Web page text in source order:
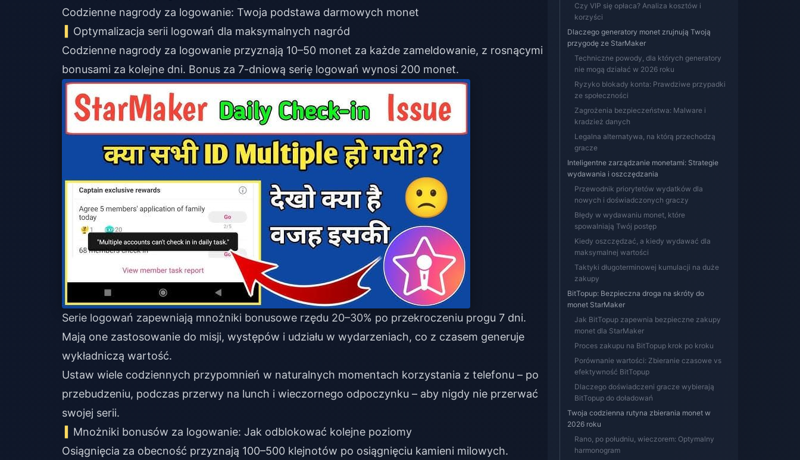
Codzienne nagrody za logowanie: Twoja podstawa darmowych monet
Optymalizacja serii logowań dla maksymalnych nagród
Codzienne nagrody za logowanie przyznają 10–50 monet za każde zameldowanie, z rosnącymi
bonusami za kolejne dni. Bonus za 7-dniową serię logowań wynosi 200 monet.
Serie logowań zapewniają mnożniki bonusowe rzędu 20–30% po przekroczeniu progu 7 dni.
Mają one zastosowanie do misji, występów i udziału w wydarzeniach, co z czasem generuje
wykładniczą wartość.
Ustaw wiele codziennych przypomnień w naturalnych momentach korzystania z telefonu – po
przebudzeniu, podczas przerwy na lunch i wieczornego odpoczynku – aby nigdy nie przerwać
swojej serii.
Mnożniki bonusów za logowanie: Jak odblokować kolejne poziomy
Osiągnięcia za obecność przyznają 100–500 klejnotów po osiągnięciu kamieni milowych.
Czy VIP się opłaca? Analiza kosztów i
korzyści
Dlaczego generatory monet zrujnują Twoją
przygodę ze StarMaker
Techniczne powody, dla których generatory
nie mogą działać w 2026 roku
Ryzyko blokady konta: Prawdziwe przypadki
ze społeczności
Zagrożenia bezpieczeństwa: Malware i
kradzież danych
Legalna alternatywa, na którą przechodzą
gracze
Inteligentne zarządzanie monetami: Strategie
wydawania i oszczędzania
Przewodnik priorytetów wydatków dla
nowych i doświadczonych graczy
Błędy w wydawaniu monet, które
spowalniają Twój postęp
Kiedy oszczędzać, a kiedy wydawać dla
maksymalnej wartości
Taktyki długoterminowej kumulacji na duże
zakupy
BitTopup: Bezpieczna droga na skróty do
monet StarMaker
Jak BitTopup zapewnia bezpieczne zakupy
monet dla StarMaker
Proces zakupu na BitTopup krok po kroku
Porównanie wartości: Zbieranie czasowe vs
efektywność BitTopup
Dlaczego doświadczeni gracze wybierają
BitTopup do doładowań
Twoja codzienna rutyna zbierania monet w
2026 roku
Rano, po południu, wieczorem: Optymalny
harmonogram